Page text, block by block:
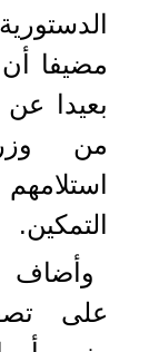
مضيفا
من
التمكين.
وأضاف
على